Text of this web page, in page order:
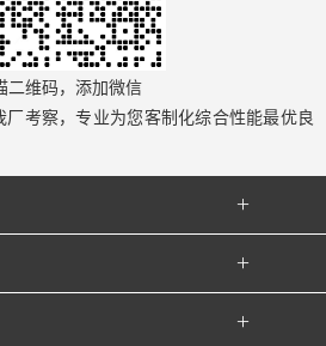
二维码，添加微信
考察，专业为您客制化综合性能最优良


